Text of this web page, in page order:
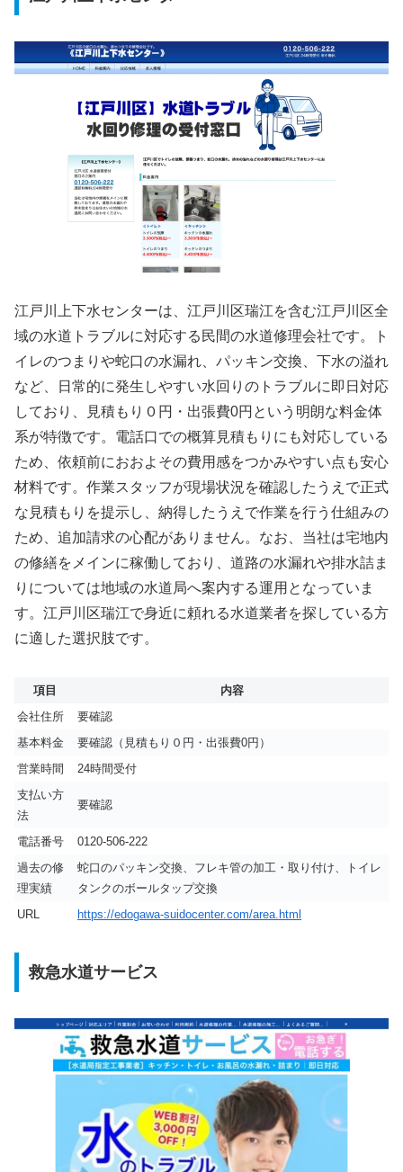
江戸川上下水センターは、江戸川区瑞江を含む江戸川区全
域の水道トラブルに対応する民間の水道修理会社です。ト
イレのつまりや蛇口の水漏れ、パッキン交換、下水の溢れ
など、日常的に発生しやすい水回りのトラブルに即日対応
しており、見積もり０円・出張費0円という明朗な料金体
系が特徴です。電話口での概算見積もりにも対応している
ため、依頼前におおよその費用感をつかみやすい点も安心
材料です。作業スタッフが現場状況を確認したうえで正式
な見積もりを提示し、納得したうえで作業を行う仕組みの
ため、追加請求の心配がありません。なお、当社は宅地内
の修繕をメインに稼働しており、道路の水漏れや排水詰ま
りについては地域の水道局へ案内する運用となっていま
す。江戸川区瑞江で身近に頼れる水道業者を探している方
に適した選択肢です。
項目
内容
会社住所
要確認
基本料金
要確認（見積もり０円・出張費0円）
営業時間
24時間受付
支払い方
法
要確認
電話番号
0120-506-222
過去の修
理実績
蛇口のパッキン交換、フレキ管の加工・取り付け、トイレ
タンクのボールタップ交換
URL
https://edogawa-suidocenter.com/area.html
救急水道サービス